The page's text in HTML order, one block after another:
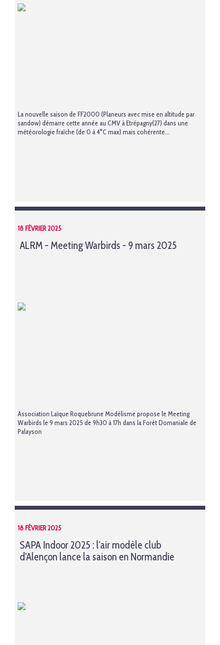
La nouvelle saison de FF2000 (Planeurs avec mise en altitude par
sandow) démarre cette année au CMV à Etrépagny(27) dans une
météorologie fraîche (de 0 à 4°C max) mais cohérente...
18 FÉVRIER 2025
ALRM - Meeting Warbirds - 9 mars 2025
Association Laïque Roquebrune Modélisme propose le Meeting
Warbirds le 9 mars 2025 de 9h30 à 17h dans la Forêt Domaniale de
Palayson
18 FÉVRIER 2025
SAPA Indoor 2025 : l'air modèle club
d'Alençon lance la saison en Normandie